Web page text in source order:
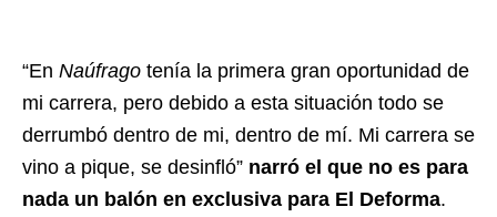
“En Naúfrago tenía la primera gran oportunidad de
mi carrera, pero debido a esta situación todo se
derrumbó dentro de mi, dentro de mí. Mi carrera se
vino a pique, se desinfló” narró el que no es para
nada un balón en exclusiva para El Deforma.